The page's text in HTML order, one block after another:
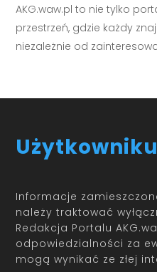
AKG.waw.pl to nie tylko
przestrzeń, gdzie każdy
niezależnie od
Informacje
należy traktować
Redakcja Portalu
odpowiedzialności za
mogą wynikać ze złej